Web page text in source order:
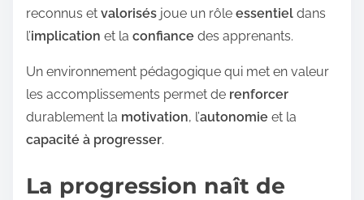
p
s
t
o
n
reconnus et valorisés joue un rôle essentiel dans
l’implication et la confiance des apprenants.
Un environnement pédagogique qui met en valeur
les accomplissements permet de renforcer
durablement la motivation, l’autonomie et la
capacité à progresser.
La progression naît de